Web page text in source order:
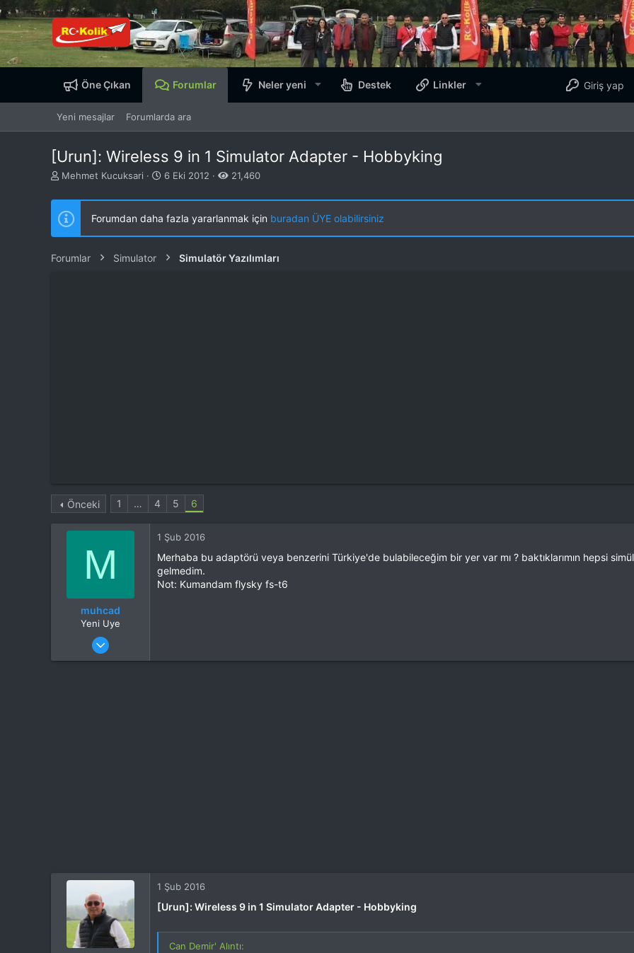
Öne Çıkan Forumlar Neler yeni Destek Linkler Giriş yap
Yeni mesajlar Forumlarda ara
[Urun]: Wireless 9 in 1 Simulator Adapter - Hobbyking
K
n
b
u
y
b
Mehmet Kucuksari
B
ş
a
n
g
6 Eki 2012 21,460
Forumdan daha fazla yararlanmak için buradan ÜYE olabilirsiniz
Forumlar Simulator Simulatör Yazılımları
Önceki 1 … 4 5 6
M
muhcad
Yeni Uye
Mesajlar
1 Şub 2016
Merhaba bu adaptörü veya benzerini Türkiye'de bulabileceğim bir yer var mı ? baktıklarımın hepsi
gelmedim.
Not: Kumandam flysky fs-t6
1 Şub 2016
[Urun]: Wireless 9 in 1 Simulator Adapter - Hobbyking
Can Demir' Alıntı: